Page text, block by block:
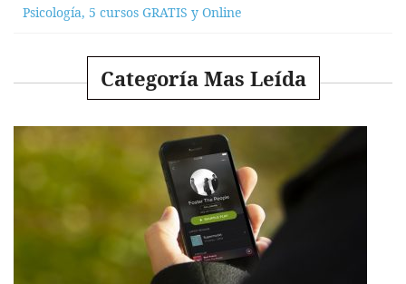
Psicología, 5 cursos GRATIS y Online
Categoría Mas Leída